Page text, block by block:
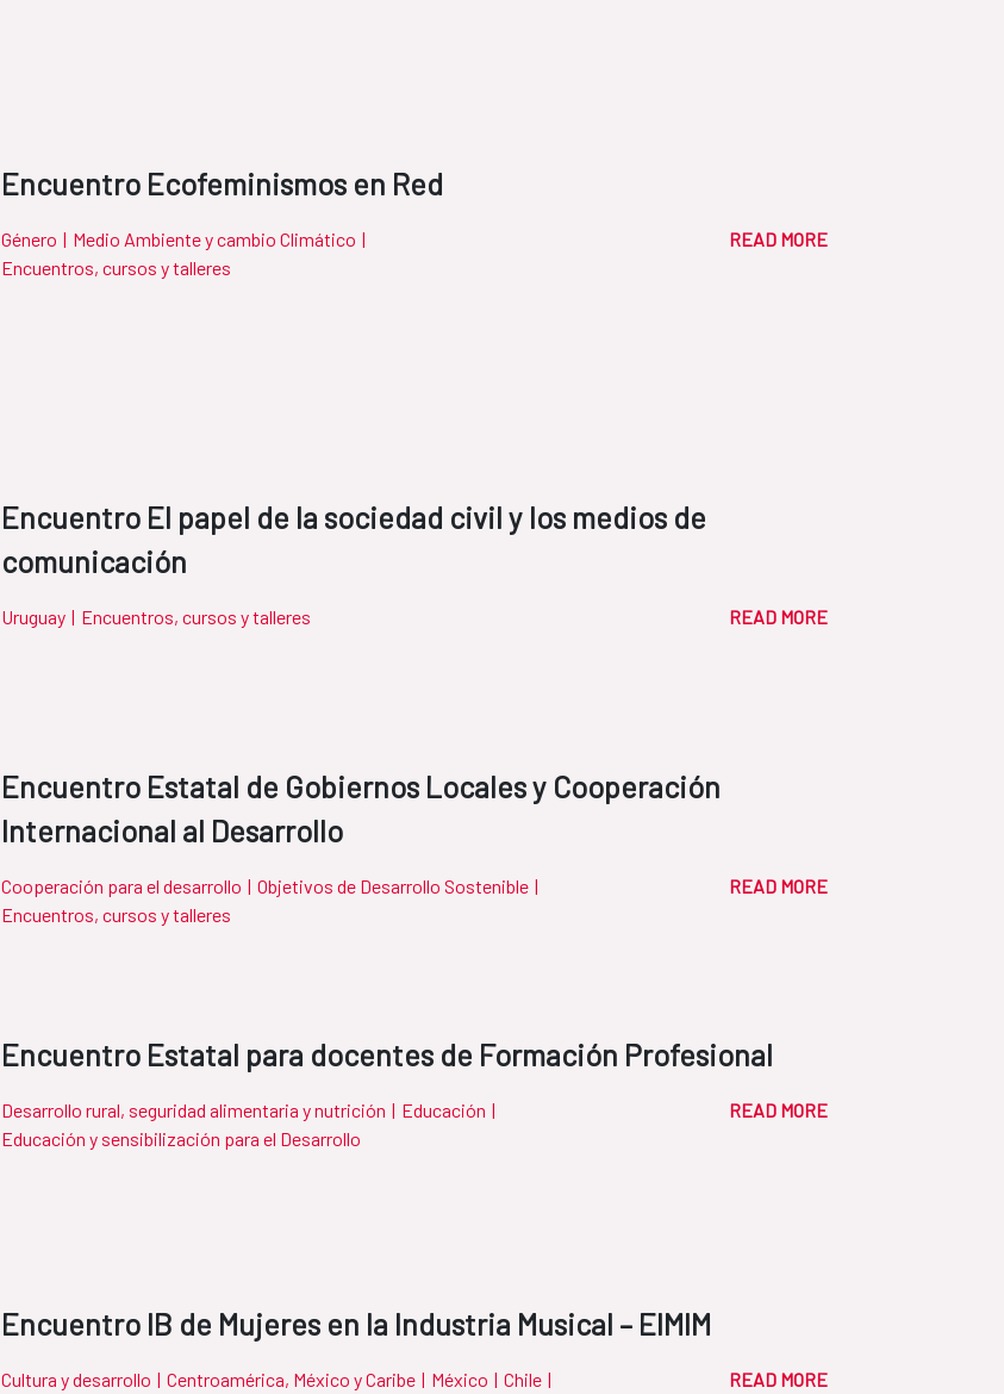
Encuentro Ecofeminismos en Red
Género | Medio Ambiente y cambio Climático |
Encuentros, cursos y talleres
READ MORE
Encuentro El papel de la sociedad civil y los medios de
comunicación
Uruguay | Encuentros, cursos y talleres READ MORE
Encuentro Estatal de Gobiernos Locales y Cooperación
Internacional al Desarrollo
Cooperación para el desarrollo | Objetivos de Desarrollo Sostenible |
Encuentros, cursos y talleres
READ MORE
Encuentro Estatal para docentes de Formación Profesional
Desarrollo rural, seguridad alimentaria y nutrición | Educación |
Educación y sensibilización para el Desarrollo
READ MORE
Encuentro IB de Mujeres en la Industria Musical – EIMIM
Cultura y desarrollo | Centroamérica, México y Caribe | México | Chile |
READ MORE